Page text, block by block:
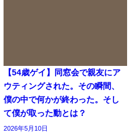
【54歳ゲイ】同窓会で親友にア
ウティングされた。その瞬間、
僕の中で何かが終わった。そし
て僕が取った動とは？
2026年5月10日